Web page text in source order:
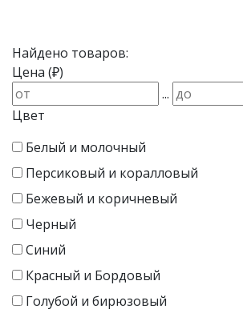
Найдено товаров:
Цена (₽)
...
Цвет
Белый и молочный
Персиковый и коралловый
Бежевый и коричневый
Черный
Синий
Красный и Бордовый
Голубой и бирюзовый